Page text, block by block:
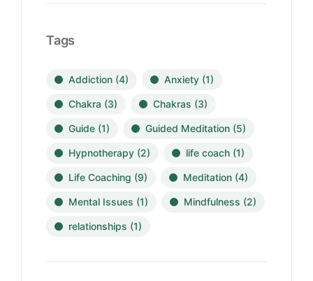
Tags
Addiction (4) Anxiety (1)
Chakra (3) Chakras (3)
Guide (1) Guided Meditation (5)
Hypnotherapy (2) life coach (1)
Life Coaching (9) Meditation (4)
Mental Issues (1) Mindfulness (2)
relationships (1)